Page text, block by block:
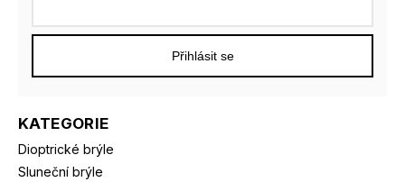
KATEGORIE
Dioptrické brýle
Sluneční brýle
Přihlásit se